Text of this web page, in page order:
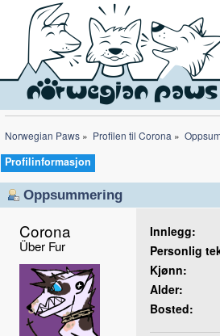
Norwegian Paws » Profilen til Corona »
Profilinformasjon
Oppsummering
Corona
Über Fur
Innlegg:
Personlig
Kjønn:
Alder:
Bosted: